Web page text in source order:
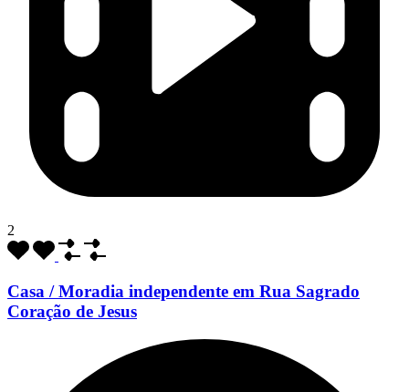
2
Casa / Moradia independente em Rua Sagrado
Coração de Jesus